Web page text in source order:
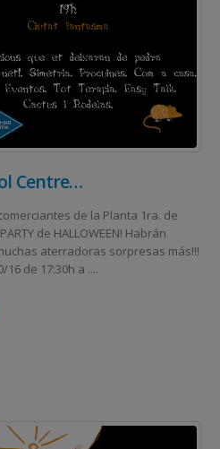
Centre…
de la Planta 1ra. de
de HALLOWEEN! Habrán
aterradoras sorpresas más!!!
de 17:30h a ....